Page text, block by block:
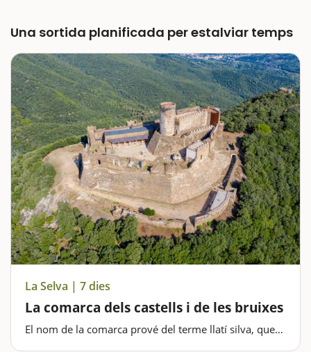
Una sortida planificada per estalviar temps
La Selva | 7 dies
La comarca dels castells i de les bruixes
El nom de la comarca prové del terme llatí silva, que